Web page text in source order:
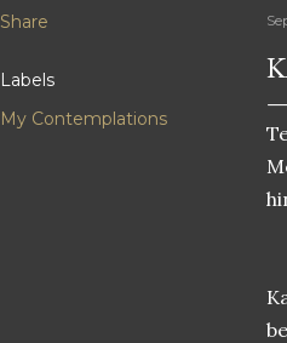
Share
Labels
My Contemplations